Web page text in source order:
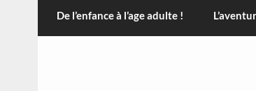
De l’enfance à l’age adulte !